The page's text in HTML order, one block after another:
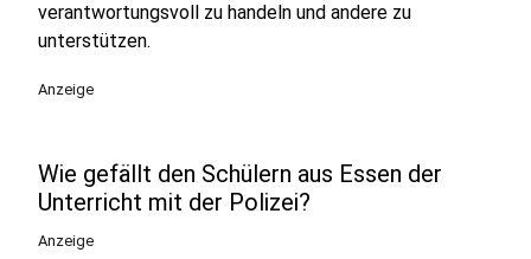
verantwortungsvoll zu handeln und andere zu
unterstützen.
Anzeige
Wie gefällt den Schülern aus Essen der
Unterricht mit der Polizei?
Anzeige